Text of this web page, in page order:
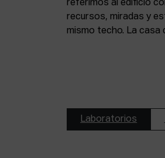
referimos al edificio
recursos, miradas y
mismo techo. La casa
Laboratorios